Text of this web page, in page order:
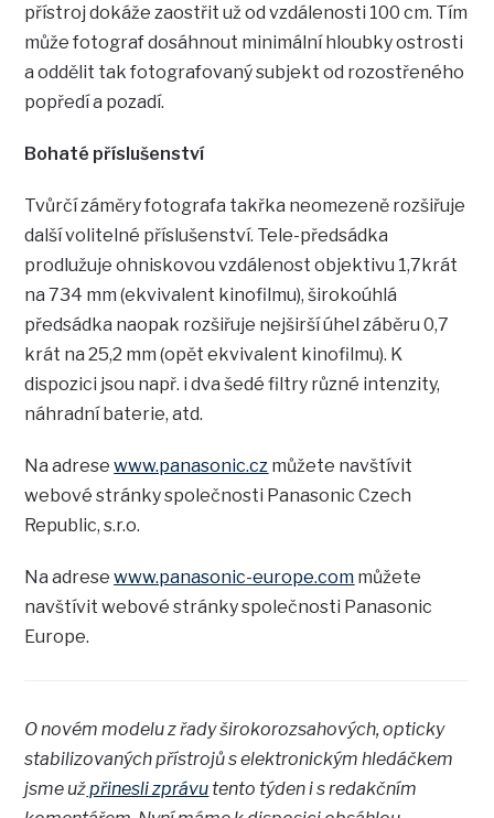
přístroj dokáže zaostřit už od vzdálenosti 100 cm. Tím
může fotograf dosáhnout minimální hloubky ostrosti
a oddělit tak fotografovaný subjekt od rozostřeného
popředí a pozadí.
Bohaté příslušenství
Tvůrčí záměry fotografa takřka neomezeně rozšiřuje
další volitelné příslušenství. Tele-předsádka
prodlužuje ohniskovou vzdálenost objektivu 1,7krát
na 734 mm (ekvivalent kinofilmu), širokoúhlá
předsádka naopak rozšiřuje nejširší úhel záběru 0,7
krát na 25,2 mm (opět ekvivalent kinofilmu). K
dispozici jsou např. i dva šedé filtry různé intenzity,
náhradní baterie, atd.
Na adresewww.panasonic.cz můžete navštívit
webové stránky společnosti Panasonic Czech
Republic, s.r.o.
Na adresewww.panasonic-europe.com můžete
navštívit webové stránky společnosti Panasonic
Europe.
O novém modelu z řady širokorozsahových, opticky
stabilizovaných přístrojů s elektronickým hledáčkem
jsme užpřinesli zprávu tento týden i s redakčním